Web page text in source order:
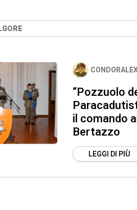
“Pozzuolo
il comando
Bertazzo
LEGGI DI PIÙ